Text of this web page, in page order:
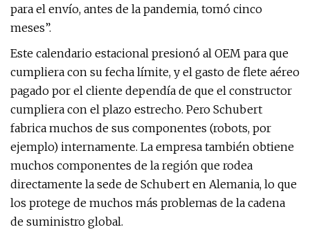
para el envío, antes de la pandemia, tomó cinco
meses”.
Este calendario estacional presionó al OEM para que
cumpliera con su fecha límite, y el gasto de flete aéreo
pagado por el cliente dependía de que el constructor
cumpliera con el plazo estrecho. Pero Schubert
fabrica muchos de sus componentes (robots, por
ejemplo) internamente. La empresa también obtiene
muchos componentes de la región que rodea
directamente la sede de Schubert en Alemania, lo que
los protege de muchos más problemas de la cadena
de suministro global.